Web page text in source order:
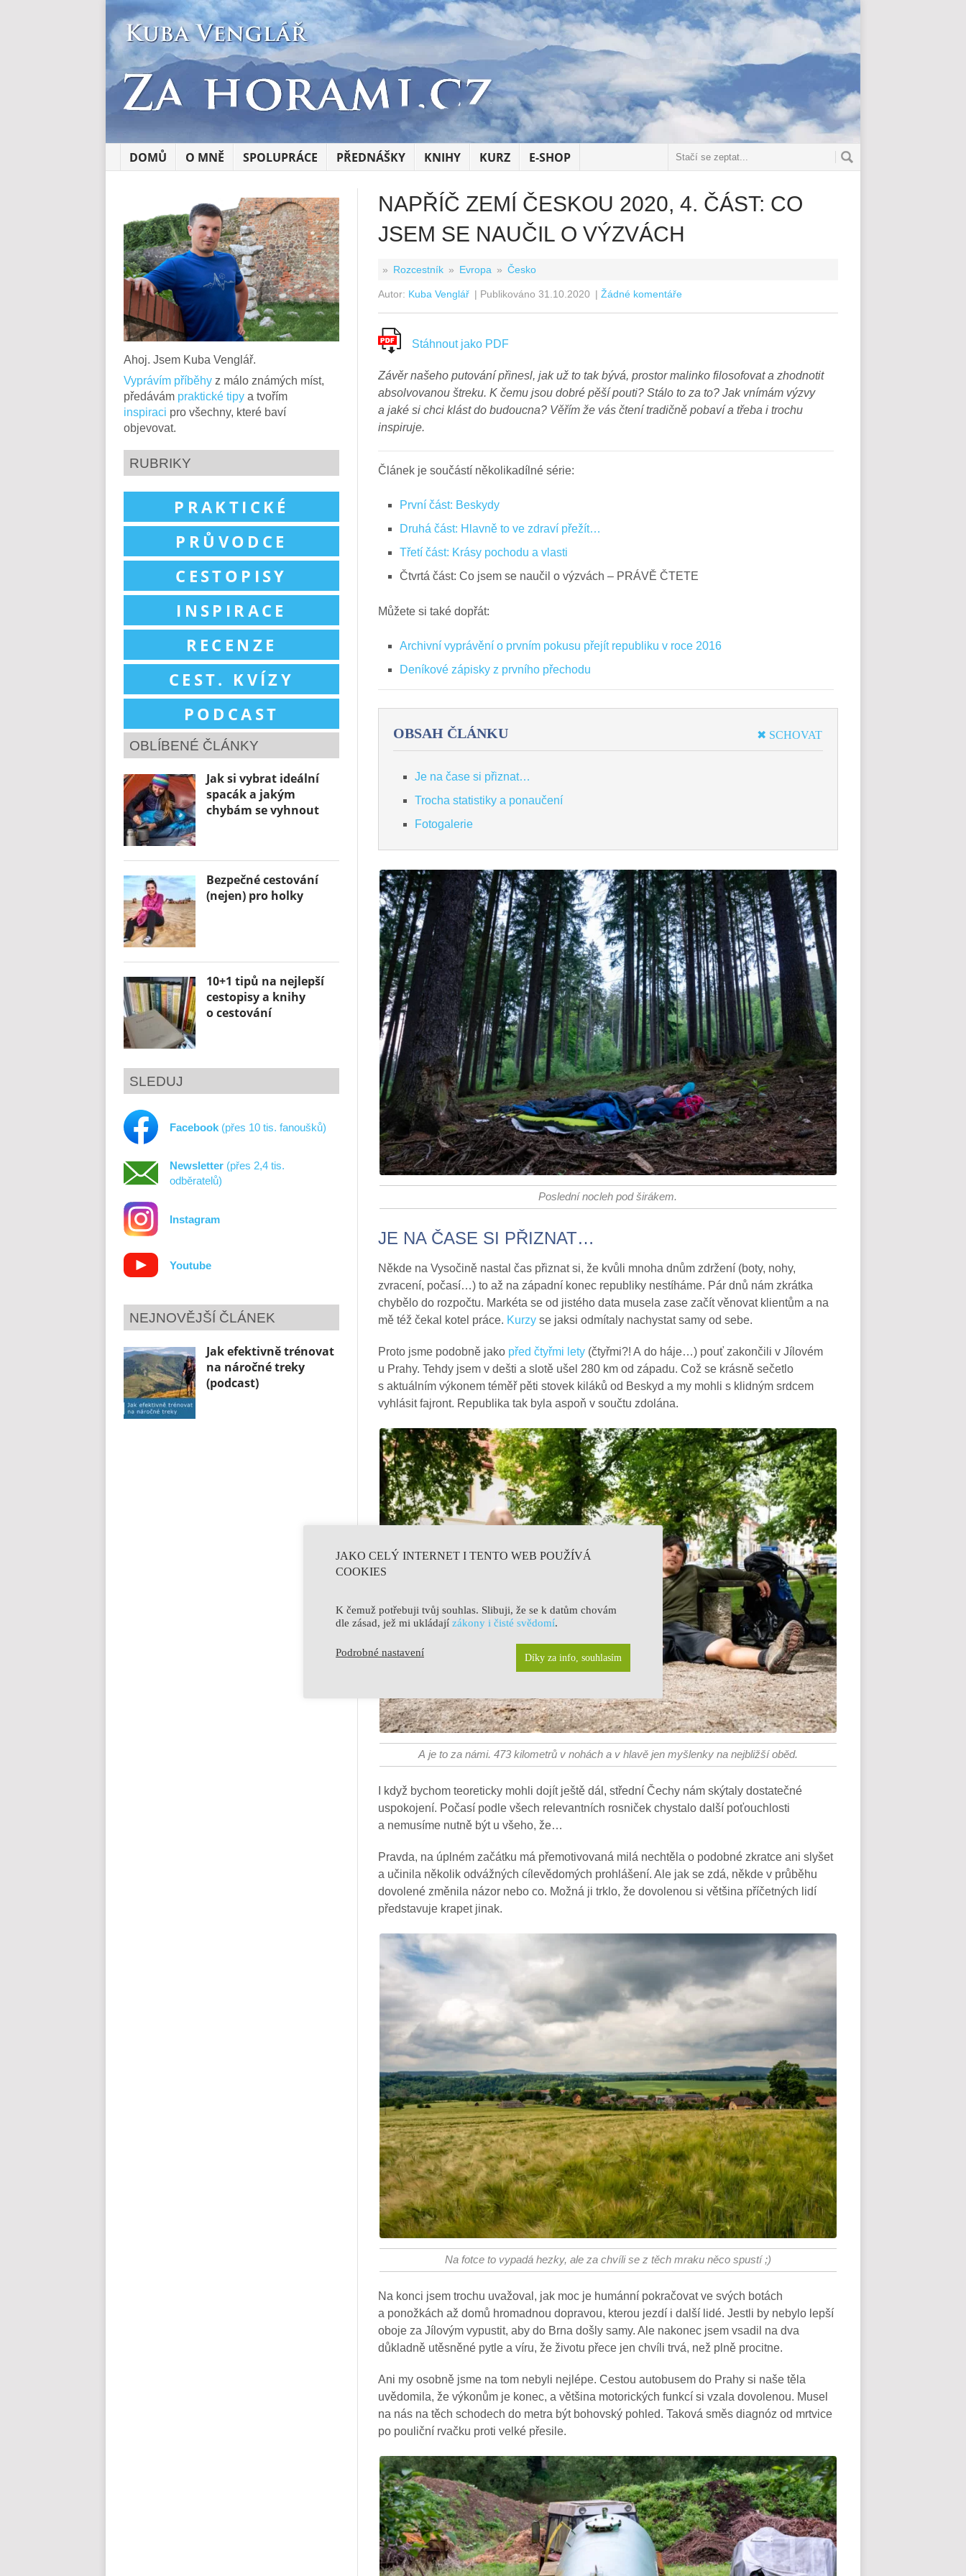
DOMŮ O MNĚ SPOLUPRÁCE PŘEDNÁŠKY KNIHY KURZ E-SHOP
NAPŘÍČ ZEMÍ ČESKOU 2020, 4. ČÁST: CO
JSEM SE NAUČIL O VÝZVÁCH
» Rozcestník » Evropa » Česko
Autor: Kuba Venglář | Publikováno 31.10.2020 | Žádné komentáře
Stáhnout jako PDF
Závěr našeho putování přinesl, jak už to tak bývá, prostor malinko filosofovat a zhodnotit
absolvovanou štreku. K čemu jsou dobré pěší pouti? Stálo to za to? Jak vnímám výzvy
a jaké si chci klást do budoucna? Věřím že vás čtení tradičně pobaví a třeba i trochu
inspiruje.
Článek je součástí několikadílné série:
První část: Beskydy
Druhá část: Hlavně to ve zdraví přežít…
Třetí část: Krásy pochodu a vlasti
Čtvrtá část: Co jsem se naučil o výzvách – PRÁVĚ ČTETE
Můžete si také dopřát:
Archivní vyprávění o prvním pokusu přejít republiku v roce 2016
Deníkové zápisky z prvního přechodu
OBSAH ČLÁNKU ✖ SCHOVAT
Je na čase si přiznat…
Trocha statistiky a ponaučení
Fotogalerie
Poslední nocleh pod širákem.
JE NA ČASE SI PŘIZNAT…
Někde na Vysočině nastal čas přiznat si, že kvůli mnoha dnům zdržení (boty, nohy,
zvracení, počasí…) to až na západní konec republiky nestíháme. Pár dnů nám zkrátka
chybělo do rozpočtu. Markéta se od jistého data musela zase začít věnovat klientům a na
mě též čekal kotel práce. Kurzyse jaksi odmítaly nachystat samy od sebe.
Proto jsme podobně jako před čtyřmi lety(čtyřmi?! A do háje…) pouť zakončili v Jílovém
u Prahy. Tehdy jsem v dešti a slotě ušel 280 km od západu. Což se krásně sečetlo
s aktuálním výkonem téměř pěti stovek kiláků od Beskyd a my mohli s klidným srdcem
vyhlásit fajront. Republika tak byla aspoň v součtu zdolána.
A je to za námi. 473 kilometrů v nohách a v hlavě jen myšlenky na nejbližší oběd.
I když bychom teoreticky mohli dojít ještě dál, střední Čechy nám skýtaly dostatečné
uspokojení. Počasí podle všech relevantních rosniček chystalo další poťouchlosti
a nemusíme nutně být u všeho, že…
Pravda, na úplném začátku má přemotivovaná milá nechtěla o podobné zkratce ani slyšet
a učinila několik odvážných cílevědomých prohlášení. Ale jak se zdá, někde v průběhu
dovolené změnila názor nebo co. Možná ji trklo, že dovolenou si většina příčetných lidí
představuje krapet jinak.
Na fotce to vypadá hezky, ale za chvíli se z těch mraku něco spustí ;)
Na konci jsem trochu uvažoval, jak moc je humánní pokračovat ve svých botách
a ponožkách až domů hromadnou dopravou, kterou jezdí i další lidé. Jestli by nebylo lepší
oboje za Jílovým vypustit, aby do Brna došly samy. Ale nakonec jsem vsadil na dva
důkladně utěsněné pytle a víru, že životu přece jen chvíli trvá, než plně procitne.
Ani my osobně jsme na tom nebyli nejlépe. Cestou autobusem do Prahy si naše těla
uvědomila, že výkonům je konec, a většina motorických funkcí si vzala dovolenou. Musel
na nás na těch schodech do metra být bohovský pohled. Taková směs diagnóz od mrtvice
po pouliční rvačku proti velké přesile.
Ahoj. Jsem Kuba Venglář.
Vyprávím příběhy z málo známých míst,
předávám praktické tipy a tvořím
inspiraci pro všechny, které baví
objevovat.
RUBRIKY
PRAKTICKÉ
PRŮVODCE
CESTOPISY
INSPIRACE
RECENZE
CEST. KVÍZY
PODCAST
OBLÍBENÉ ČLÁNKY
Jak si vybrat ideální
spacák a jakým
chybám se vyhnout
Bezpečné cestování
(nejen) pro holky
10+1 tipů na nejlepší
cestopisy a knihy
o cestování
SLEDUJ
Facebook (přes 10 tis. fanoušků)
Newsletter (přes 2,4 tis.
odběratelů)
Instagram
Youtube
NEJNOVĚJŠÍ ČLÁNEK
Jak efektivně trénovat
na náročné treky
(podcast)
JAKO CELÝ INTERNET I TENTO WEB POUŽÍVÁ
COOKIES
K čemuž potřebuji tvůj souhlas. Slibuji, že se k datům chovám
dle zásad, jež mi ukládají zákony i čisté svědomí.
Podrobné nastavení Díky za info, souhlasím